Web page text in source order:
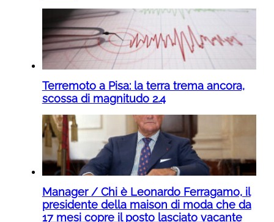
Terremoto a Pisa: la terra trema ancora,
scossa di magnitudo 2.4
Manager / Chi è Leonardo Ferragamo, il
presidente della maison di moda che da
17 mesi copre il posto lasciato vacante